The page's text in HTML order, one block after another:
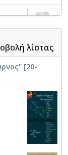
λίστας
[20-